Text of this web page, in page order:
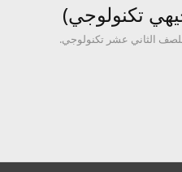
تكنولوجي)
الثاني عشر تكنولوجي.